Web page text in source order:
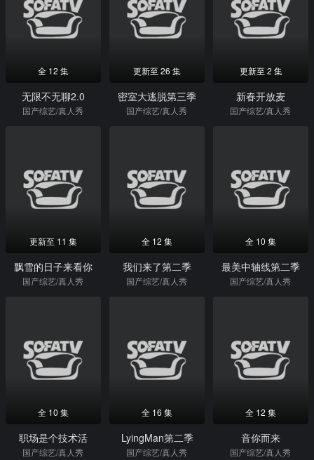
全 12 集
无限不无聊2.0
国产综艺/真人秀
更新至 26 集
密室大逃脱第三季
国产综艺/真人秀
更新至 2 集
新春开放麦
国产综艺/真人秀
更新至 11 集
飘雪的日子来看你
国产综艺/真人秀
全 12 集
我们来了第二季
国产综艺/真人秀
全 10 集
最美中轴线第二季
国产综艺/真人秀
全 10 集
职场是个技术活
国产综艺/真人秀
全 16 集
LyingMan第二季
国产综艺/真人秀
全 12 集
音你而来
国产综艺/真人秀